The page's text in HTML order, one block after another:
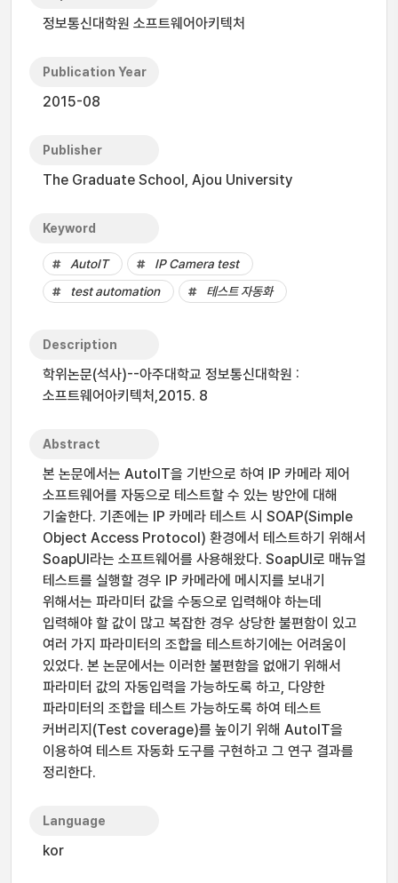
정보통신대학원 소프트웨어아키텍처
Publication Year
2015-08
Publisher
The Graduate School, Ajou University
Keyword
AutoIT
IP Camera test
test automation
테스트 자동화
Description
학위논문(석사)--아주대학교 정보통신대학원 :
소프트웨어아키텍처,2015. 8
Abstract
본 논문에서는 AutoIT을 기반으로 하여 IP 카메라 제어
소프트웨어를 자동으로 테스트할 수 있는 방안에 대해
기술한다. 기존에는 IP 카메라 테스트 시 SOAP(Simple
Object Access Protocol) 환경에서 테스트하기 위해서
SoapUI라는 소프트웨어를 사용해왔다. SoapUI로 매뉴얼
테스트를 실행할 경우 IP 카메라에 메시지를 보내기
위해서는 파라미터 값을 수동으로 입력해야 하는데
입력해야 할 값이 많고 복잡한 경우 상당한 불편함이 있고
여러 가지 파라미터의 조합을 테스트하기에는 어려움이
있었다. 본 논문에서는 이러한 불편함을 없애기 위해서
파라미터 값의 자동입력을 가능하도록 하고, 다양한
파라미터의 조합을 테스트 가능하도록 하여 테스트
커버리지(Test coverage)를 높이기 위해 AutoIT을
이용하여 테스트 자동화 도구를 구현하고 그 연구 결과를
정리한다.
Language
kor